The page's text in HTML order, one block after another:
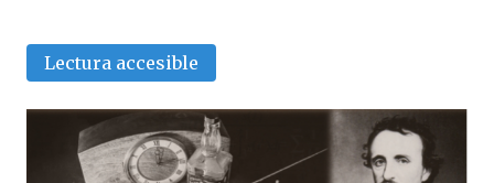
Lectura accesible